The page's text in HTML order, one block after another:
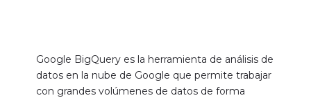
Google BigQuery es la herramienta de análisis de
datos en la nube de Google que permite trabajar
con grandes volúmenes de datos de forma